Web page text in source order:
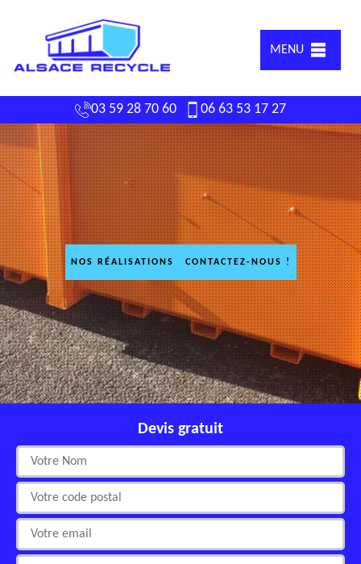
MENU
03 59 28 70 60 06 63 53 17 27
NOS RÉALISATIONS CONTACTEZ-NOUS !
Devis gratuit